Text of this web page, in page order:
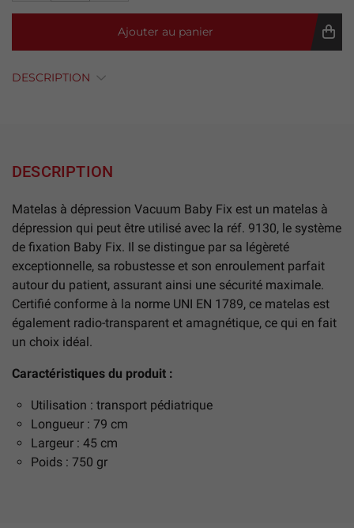
Ajouter au panier
DESCRIPTION
DESCRIPTION
Matelas à dépression Vacuum Baby Fix est un matelas à
dépression qui peut être utilisé avec la réf. 9130, le système
de fixation Baby Fix. Il se distingue par sa légèreté
exceptionnelle, sa robustesse et son enroulement parfait
autour du patient, assurant ainsi une sécurité maximale.
Certifié conforme à la norme UNI EN 1789, ce matelas est
également radio-transparent et amagnétique, ce qui en fait
un choix idéal.
Caractéristiques du produit :
Utilisation : transport pédiatrique
Longueur : 79 cm
Largeur : 45 cm
Poids : 750 gr